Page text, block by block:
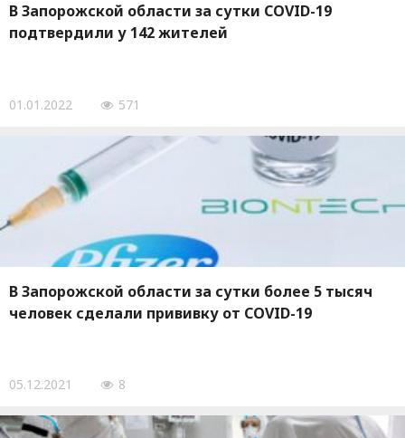
В Запорожской области за сутки COVID-19
подтвердили у 142 жителей
01.01.2022 571
В Запорожской области за сутки более 5 тысяч
человек сделали прививку от COVID-19
05.12.2021 8